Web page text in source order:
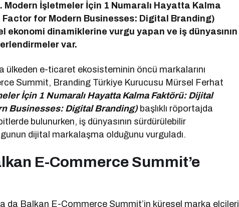
Modern İşletmeler İçin 1 Numaralı Hayatta Kalma
for Modern Businesses: Digital Branding)
ekonomi dinamiklerine vurgu yapan ve iş dünyasının
var.
e-ticaret ekosisteminin öncü markalarını
Summit, Branding Türkiye Kurucusu Mürsel Ferhat
İçin 1 Numaralı Hayatta Kalma Faktörü: Dijital
Businesses: Digital Branding) başlıklı röportajda
bulunurken, iş dünyasının sürdürülebilir
dijital markalaşma olduğunu vurguladı.
E-Commerce Summit’e
da Balkan E-Commerce Summit’in küresel marka elçileri